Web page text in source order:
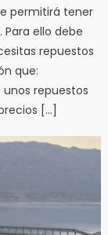
permitirá tener
ello debe
repuestos
que:
repuestos
[…]